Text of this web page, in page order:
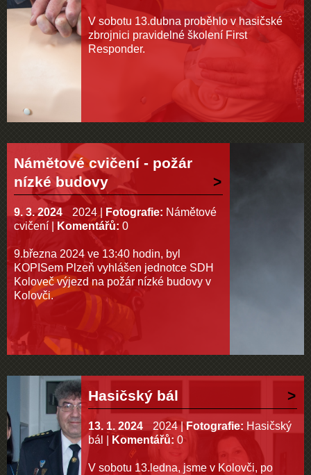
V sobotu 13.dubna proběhlo v hasičské
zbrojnici pravidelné školení First
Responder.
Námětové cvičení - požár
nízké budovy
9. 3. 2024 2024 | Fotografie: Námětové
cvičení
Komentářů: 0
9.března 2024 ve 13:40 hodin, byl
KOPISem Plzeň vyhlášen jednotce SDH
Koloveč výjezd na požár nízké budovy v
Kolovči.
Hasičský bál
13. 1. 2024 2024 | Fotografie: Hasičský
bál
Komentářů: 0
V sobotu 13.ledna, jsme v Kolovči, po